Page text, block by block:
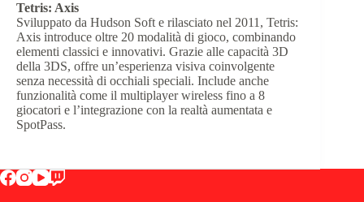
Tetris: Axis
Sviluppato da Hudson Soft e rilasciato nel 2011, Tetris:
Axis introduce oltre 20 modalità di gioco, combinando
elementi classici e innovativi. Grazie alle capacità 3D
della 3DS, offre un’esperienza visiva coinvolgente
senza necessità di occhiali speciali. Include anche
funzionalità come il multiplayer wireless fino a 8
giocatori e l’integrazione con la realtà aumentata e
SpotPass.